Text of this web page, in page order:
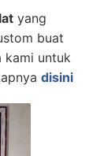
yang
buat
kami untuk
disini